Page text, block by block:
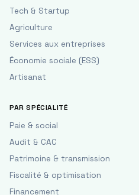
Tech & Startup
Agriculture
Services aux entreprises
Économie sociale (ESS)
Artisanat
PAR SPÉCIALITÉ
Paie & social
Audit & CAC
Patrimoine & transmission
Fiscalité & optimisation
Financement